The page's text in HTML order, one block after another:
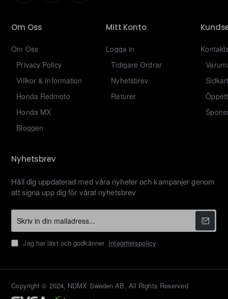
Om Oss
Om Oss
Privacy Policy
Villkor & Information
Honda Redmoto
Honda MX
Bloggen
Mitt Konto
Logga in
Tidigare Ordrar
Nyhetsbrev
Returer
Nyhetsbrev
Håll dig uppdaterad med våra nyheter och kampanjer genom
att signa upp dig för vårat nyhetsbrev
Skriv
din
mailadress...
Jag har läst och godkänner Integritetspolicy
Copyright © 2024, NDMX Sweden AB, All Rights Reserved